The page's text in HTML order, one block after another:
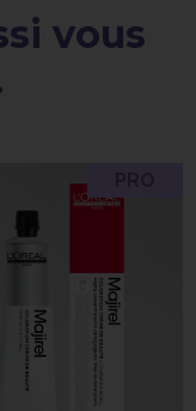
vous